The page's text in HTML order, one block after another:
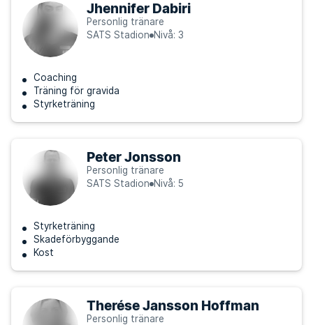
Jhennifer Dabiri
Personlig tränare
SATS Stadion Nivå: 3
Coaching
Träning för gravida
Styrketräning
Peter Jonsson
Personlig tränare
SATS Stadion Nivå: 5
Styrketräning
Skadeförbyggande
Kost
Therése Jansson Hoffman
Personlig tränare